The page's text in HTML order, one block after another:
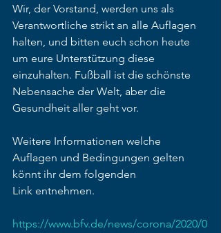
Wir, der Vorstand, werden uns als
Verantwortliche strikt an alle Auflagen
halten, und bitten euch schon heute
um eure Unterstützung diese
einzuhalten. Fußball ist die schönste
Nebensache der Welt, aber die
Gesundheit aller geht vor.
Weitere Informationen welche
Auflagen und Bedingungen gelten
könnt ihr dem folgenden
Link entnehmen.
https://www.bfv.de/news/corona/2020/0